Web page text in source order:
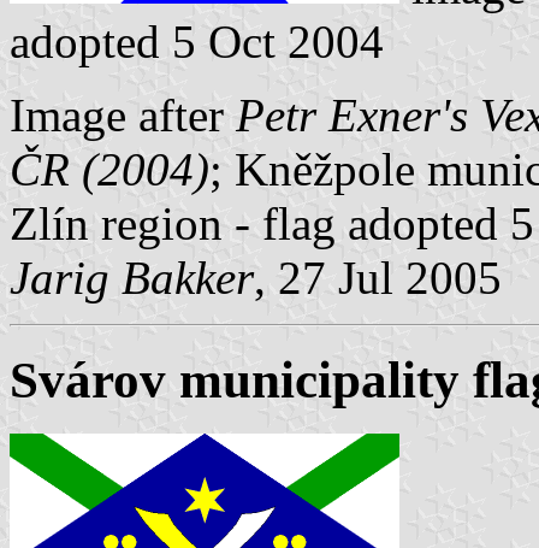
adopted 5 Oct 2004
Image after Petr Exner's
ČR (2004); Kněžpole
Zlín region - flag adopted
Jarig Bakker, 27 Jul 2005
Svárov municipality